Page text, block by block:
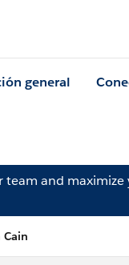
general
team and
Cain